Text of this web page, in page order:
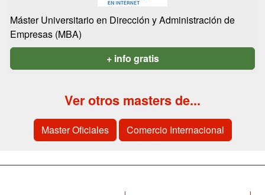
Máster Universitario en Dirección y Administración de
Empresas (MBA)
+ info gratis
Ver otros masters de...
Master Oficiales Comercio Internacional